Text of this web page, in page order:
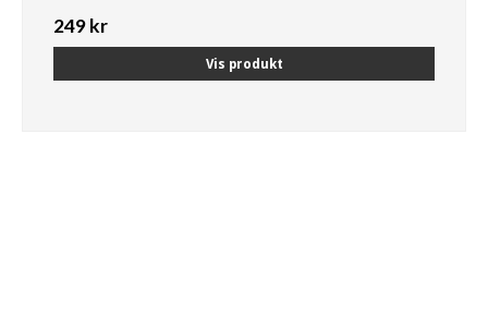
249 kr
Vis produkt